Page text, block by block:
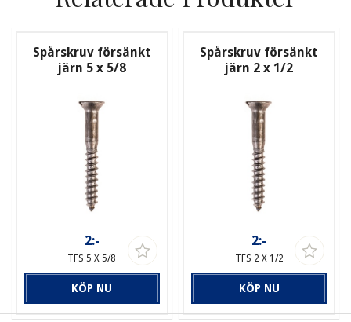
Spårskruv försänkt
järn 5 x 5/8
2:-
TFS 5 X 5/8
KÖP NU
Spårskruv försänkt
järn 2 x 1/2
2:-
TFS 2 X 1/2
KÖP NU